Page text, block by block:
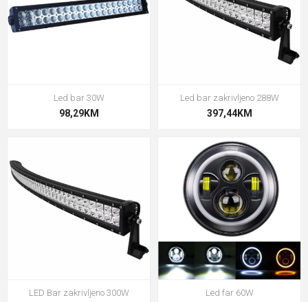
Led bar 30W
98,29KM
Led bar zakrivljeno 288W
397,44KM
LED Bar zakrivljeno 300W Led far 60W